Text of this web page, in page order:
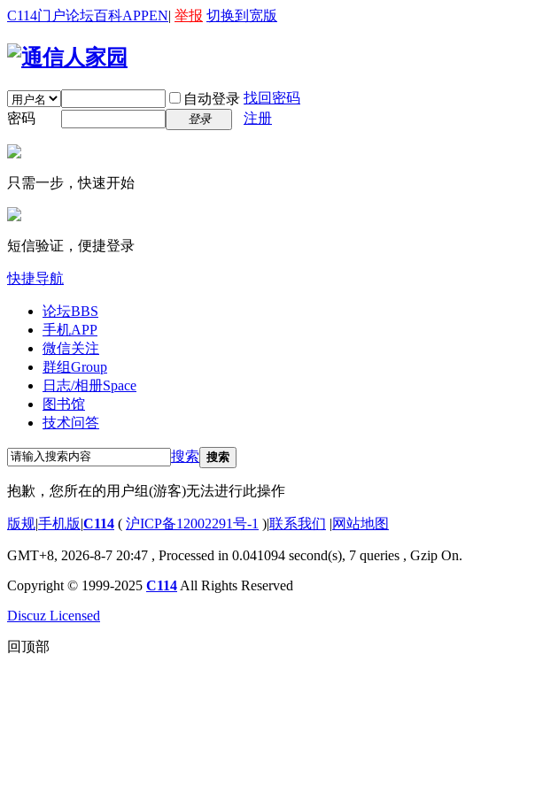
C114门户论坛百科APPEN| 举报 切换到宽版
自动登录 找回密码
密码
登录 注册
只需一步，快速开始
短信验证，便捷登录
快捷导航
论坛BBS
手机APP
微信关注
群组Group
日志/相册Space
图书馆
技术问答
搜索 搜索
抱歉，您所在的用户组(游客)无法进行此操作
版规|手机版|C114 ( 沪ICP备12002291号-1 )|联系我们 |网站地图
GMT+8, 2026-8-7 20:47 , Processed in 0.041094 second(s), 7 queries , Gzip On.
Copyright © 1999-2025 C114 All Rights Reserved
Discuz Licensed
回顶部